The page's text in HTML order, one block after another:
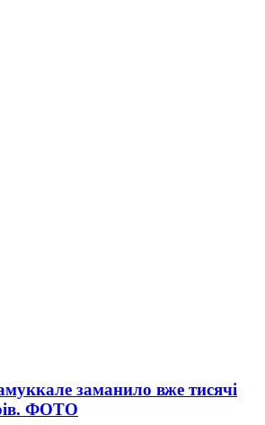
заманило вже тисячі
ФОТО